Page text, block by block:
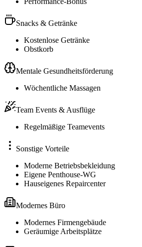
Snacks & Getränke
Kostenlose Getränke
Obstkorb
Mentale Gesundheitsförderung
Wöchentliche Massagen
Team Events & Ausflüge
Regelmäßige Teamevents
Sonstige Vorteile
Moderne Betriebsbekleidung
Eigene Penthouse-WG
Hauseigenes Repaircenter
Modernes Büro
Modernes Firmengebäude
Geräumige Arbeitsplätze